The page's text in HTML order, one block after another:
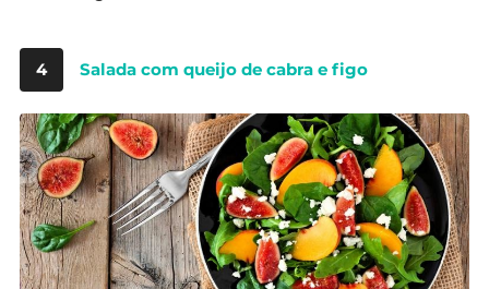
4 Salada com queijo de cabra e figo